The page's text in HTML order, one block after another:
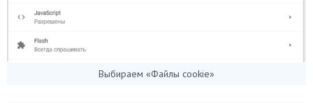
Выбираем «Файлы cookie»